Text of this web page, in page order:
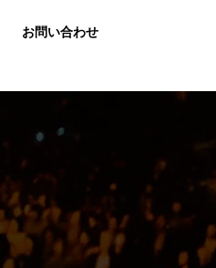
お問い合わせ